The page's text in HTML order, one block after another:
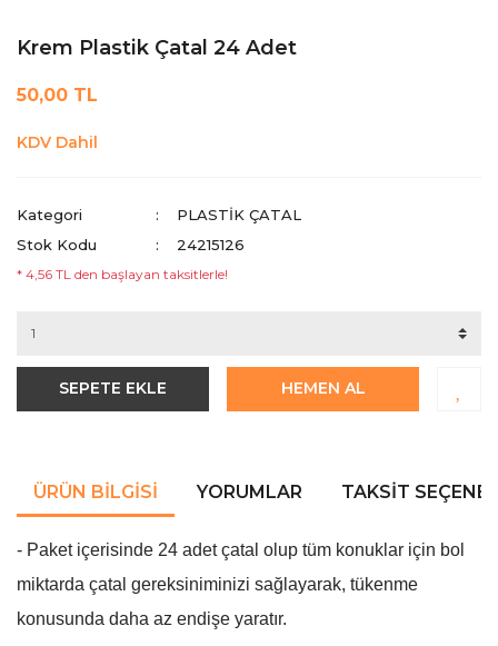
Krem Plastik Çatal 24 Adet
50,00 TL
KDV Dahil
Kategori
PLASTIK ÇATAL
Stok Kodu
24215126
* 4,56 TL den başlayan taksitlerle!
SEPETE EKLE HEMEN AL
ÜRÜN BILGISI YORUMLAR TAKSIT
- Paket içerisinde 24 adet çatal olup tüm konuklar için bol
miktarda çatal gereksiniminizi sağlayarak, tükenme
konusunda daha az endişe yaratır.